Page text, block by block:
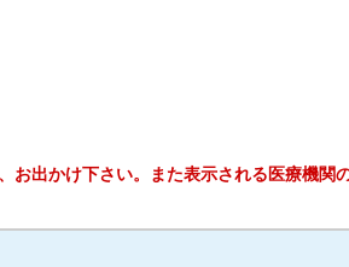
お出かけ下さい。また表示される医療機関